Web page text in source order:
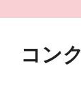
コン